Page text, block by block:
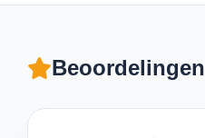
Beoordelingen